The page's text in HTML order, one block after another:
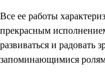
Все ее работы
прекрасным
развиваться и радовать
запоминающимися